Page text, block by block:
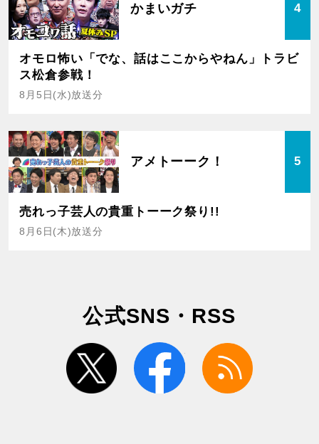
かまいガチ 4
オモロ怖い「でな、話はここからやねん」トラビ
ス松倉参戦！
8月5日(水)放送分
アメトーーク！ 5
売れっ子芸人の貴重トーーク祭り!!
8月6日(木)放送分
公式SNS・RSS
twitter facebook